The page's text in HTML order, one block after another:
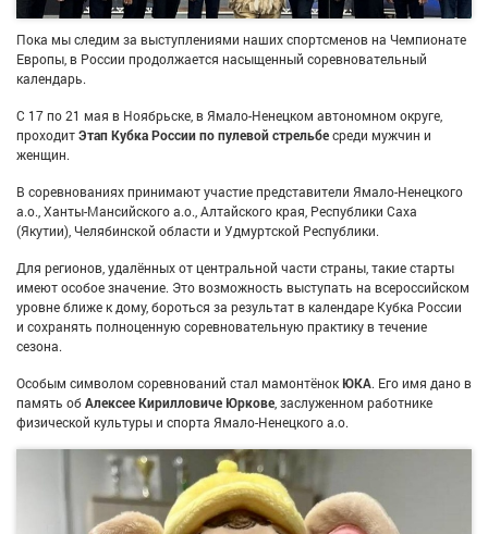
Пока мы следим за выступлениями наших спортсменов на Чемпионате
Европы, в России продолжается насыщенный соревновательный
календарь.
С 17 по 21 мая в Ноябрьске, в Ямало-Ненецком автономном округе,
проходитЭтап Кубка России по пулевой стрельбесреди мужчин и
женщин.
В соревнованиях принимают участие представители Ямало-Ненецкого
а.о., Ханты-Мансийского а.о., Алтайского края, Республики Саха
(Якутии), Челябинской области и Удмуртской Республики.
Для регионов, удалённых от центральной части страны, такие старты
имеют особое значение. Это возможность выступать на всероссийском
уровне ближе к дому, бороться за результат в календаре Кубка России
и сохранять полноценную соревновательную практику в течение
сезона.
Особым символом соревнований стал мамонтёнок ЮКА. Его имя дано в
память обАлексее Кирилловиче Юркове , заслуженном работнике
физической культуры и спорта Ямало-Ненецкого а.о.